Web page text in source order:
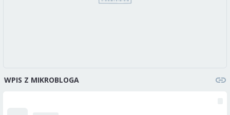
WPIS Z MIKROBLOGA